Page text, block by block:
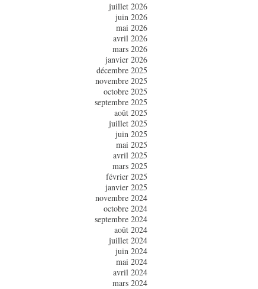
juillet 2026
juin 2026
mai 2026
avril 2026
mars 2026
janvier 2026
décembre 2025
novembre 2025
octobre 2025
septembre 2025
août 2025
juillet 2025
juin 2025
mai 2025
avril 2025
mars 2025
février 2025
janvier 2025
novembre 2024
octobre 2024
septembre 2024
août 2024
juillet 2024
juin 2024
mai 2024
avril 2024
mars 2024